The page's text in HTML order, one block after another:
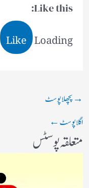
Like this:
Like Loading...
→پچھلا پوسٹ
اگلا پوسٹ←
متعلقہ پوسٹس